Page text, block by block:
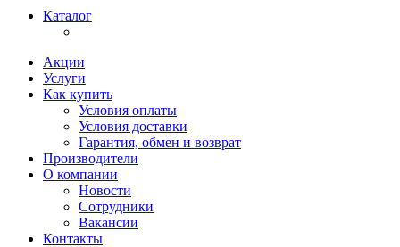
Каталог
Акции
Услуги
Как купить
Условия оплаты
Условия доставки
Гарантия, обмен и возврат
Производители
О компании
Новости
Сотрудники
Вакансии
Контакты